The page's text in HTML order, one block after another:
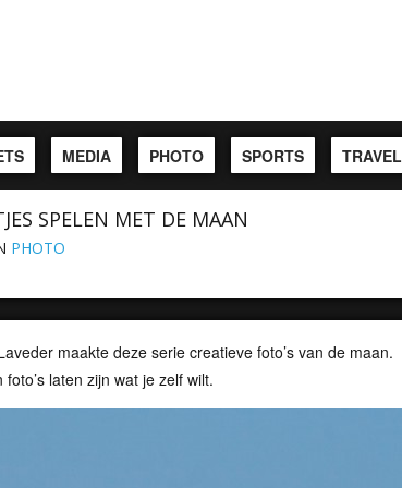
MEDIA PHOTO SPORTS TRAVEL
SPELEN MET DE MAAN
PHOTO
maakte deze serie creatieve foto’s van de maan.
laten zijn wat je zelf wilt.